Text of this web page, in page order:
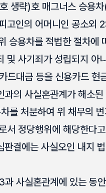
생략)호 매그너스 승용
고인의 어머니인 공소외
승용차를 적법한 절차에
및 사기죄가 성립되지
드대금 등을 신용카드 현
의 사실혼관계가 해소
를 처분하여 위 채무의
서 정당행위에 해당한다
판결에는 사실오인 내지
과 사실혼관계에 있는 동